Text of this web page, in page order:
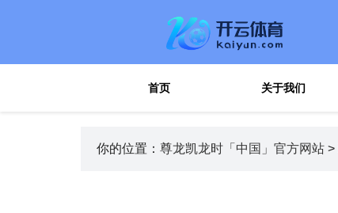
首页 关于我们
你的位置： 尊龙凯龙时「中国」官方网站 >